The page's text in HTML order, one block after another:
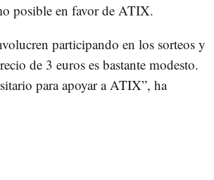
posible en favor de ATIX.
participando en los sorteos y
de 3 euros es bastante modesto.
para apoyar a ATIX”, ha